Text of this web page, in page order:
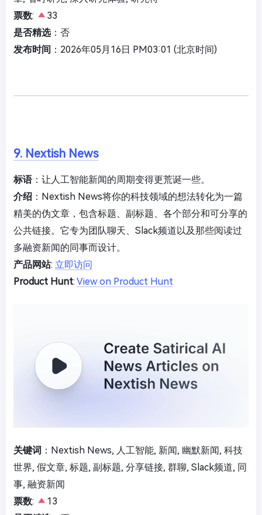
票数:
33
是否精选：否
发布时间 ：2026年05月16日 PM03:01 (北京时间)
9. Nextish News
标语：让人工智能新闻的周期变得更荒诞一些。
介绍 ：Nextish News将你的科技领域的想法转化为一篇
精美的伪文章，包含标题、副标题、各个部分和可分享的
公共链接。它专为团队聊天、Slack频道以及那些阅读过
多融资新闻的同事而设计。
产品网站: 立即访问
Product Hunt: View on Product Hunt
关键词 ：Nextish News, 人工智能, 新闻, 幽默新闻, 科技
世界, 假文章, 标题, 副标题, 分享链接, 群聊, Slack频道, 同
事, 融资新闻
票数:
13